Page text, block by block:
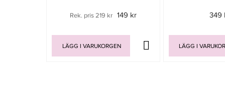
Rek. pris 219 kr 149 kr
LÄGG I VARUKORGEN
349
LÄGG I